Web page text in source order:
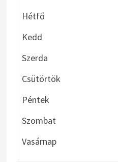
Hétfő
Kedd
Szerda
Csütörtök
Péntek
Szombat
Vasárnap